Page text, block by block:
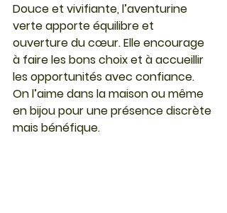
Douce et vivifiante, l’aventurine
verte apporte équilibre et
ouverture du cœur. Elle encourage
à faire les bons choix et à accueillir
les opportunités avec confiance.
On l’aime dans la maison ou même
en bijou pour une présence discrète
mais bénéfique.